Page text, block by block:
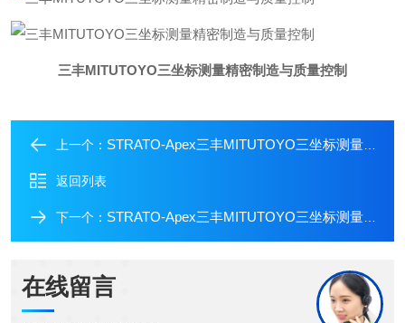
三丰MITUTOYO三坐标测量精密制造与质量控制
上一个： STRATO-Apex三丰MITUTOYO三坐标测量航空航天纳米级精度
返回列表
下一个： STRATO-Apex三丰MITUTOYO三坐标测量大测量范围+高刚性
在线留言